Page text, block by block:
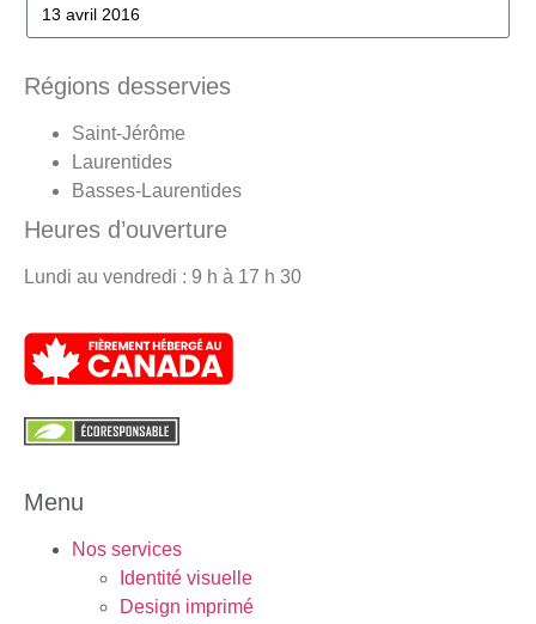
13 avril 2016
Régions desservies
Saint-Jérôme
Laurentides
Basses-Laurentides
Heures d’ouverture
Lundi au vendredi : 9 h à 17 h 30
Menu
Nos services
Identité visuelle
Design imprimé